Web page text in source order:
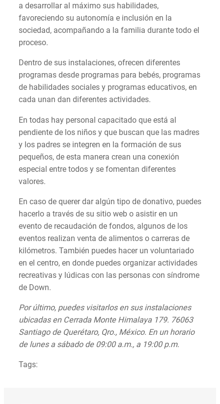
a desarrollar al máximo sus habilidades,
favoreciendo su autonomía e inclusión en la
sociedad, acompañando a la familia durante todo el
proceso.
Dentro de sus instalaciones, ofrecen diferentes
programas desde programas para bebés, programas
de habilidades sociales y programas educativos, en
cada unan dan diferentes actividades.
En todas hay personal capacitado que está al
pendiente de los niños y que buscan que las madres
y los padres se integren en la formación de sus
pequeños, de esta manera crean una conexión
especial entre todos y se fomentan diferentes
valores.
En caso de querer dar algún tipo de donativo, puedes
hacerlo a través de su sitio web o asistir en un
evento de recaudación de fondos, algunos de los
eventos realizan venta de alimentos o carreras de
kilómetros. También puedes hacer un voluntariado
en el centro, en donde puedes organizar actividades
recreativas y lúdicas con las personas con síndrome
de Down.
Por último, puedes visitarlos en sus instalaciones
ubicadas en Cerrada Monte Himalaya 179. 76063
Santiago de Querétaro, Qro., México. En un horario
de lunes a sábado de 09:00 a.m., a 19:00 p.m.
Tags: